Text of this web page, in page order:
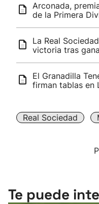
Arconada,
de la Primera
La Real
victoria tras
El Granadilla
firman tablas en
Real Sociedad
Te puede